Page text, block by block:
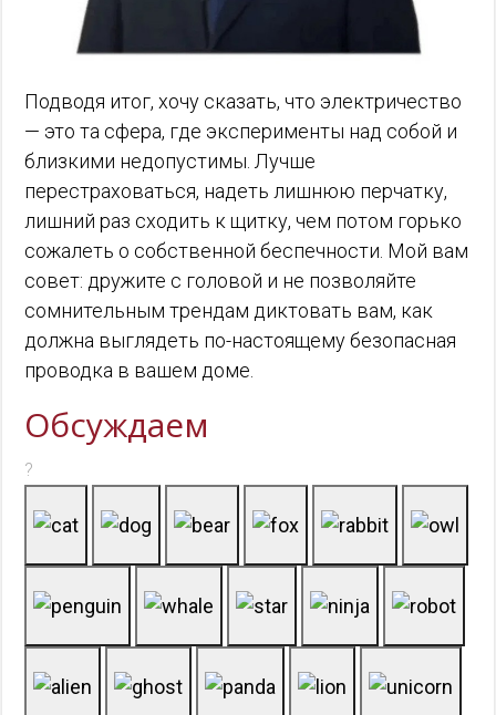
Подводя итог, хочу сказать, что электричество
— это та сфера, где эксперименты над собой и
близкими недопустимы. Лучше
перестраховаться, надеть лишнюю перчатку,
лишний раз сходить к щитку, чем потом горько
сожалеть о собственной беспечности. Мой вам
совет: дружите с головой и не позволяйте
сомнительным трендам диктовать вам, как
должна выглядеть по-настоящему безопасная
проводка в вашем доме.
Обсуждаем
?